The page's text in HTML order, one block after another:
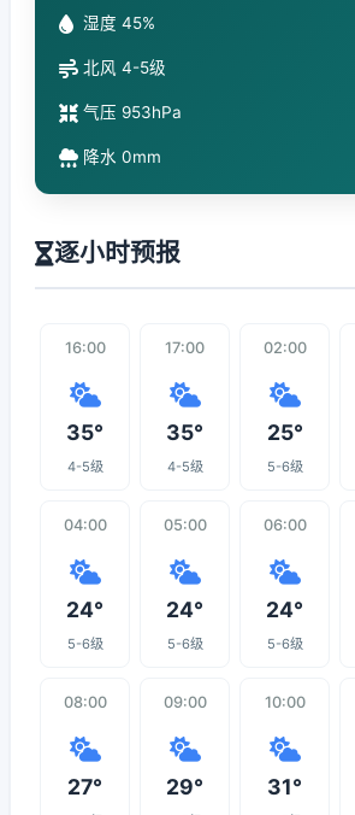
湿度 45%
北风 4-5级
气压 953hPa
降水 0mm
逐小时预报
16:00
35°
4-5级
17:00
35°
4-5级
02:00
25°
5-6级
04:00
24°
5-6级
05:00
24°
5-6级
06:00
24°
5-6级
08:00
27°
09:00
29°
10:00
31°